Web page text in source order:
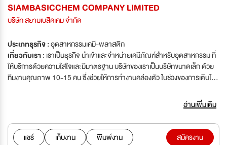
SIAMBASICCHEM COMPANY LIMITED
บริษัท สยามเบสิคเคม จำกัด
ประเภทธุรกิจ :อุตสาหกรรมเคมี-พลาสติก
เกี่ยวกับเรา : เราเป็นธุรกิจ นำเข้าและจำหน่ายเคมีภัณฑ์สำหรับอุตสาหกรรม ที่
ให้บริการด้วยความใส่ใจและมีมาตรฐาน บริษัทของเราเป็นบริษัทขนาดเล็ก ด้วย
ทีมงานคุณภาพ 10-15 คน ซึ่งช่วยให้การทำงานคล่องตัว ในช่วงของการเติบโต
มีวุฒิการศึกษาสูง เพียงแค่คุณมีความสามารถและพร้อมเรียนรู้ เราพร้อมเปิด
ความสำเร็จ และก้าวไปข้างหน้ากับบริษัทของเรา!
อ่านเพิ่มเติม
แชร์ เก็บงาน
พิมพ์งาน
สมัครงาน